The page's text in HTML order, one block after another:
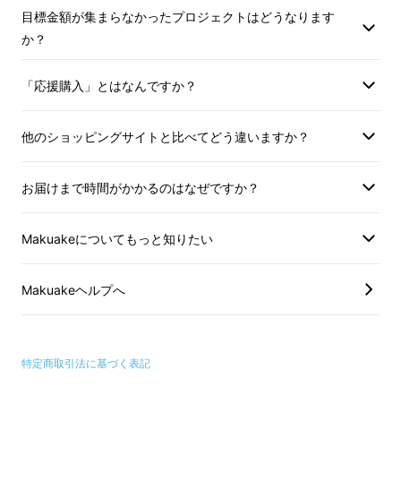
湿気、光は茶葉の変質、劣化の原因になりま
す。
従って、袋を開封した場合１週間～10日位でお
夏場開封後冷蔵庫に出し入れすると結露し、袋
に入れない方が良い場合があります。
なお、茶袋には空気（酸素）を除去後、不活性
目標金額が集まらなかったプロジェクトはどうなります
か？
「応援購入」とはなんですか？
他のショッピングサイトと比べてどう違いますか？
お届けまで時間がかかるのはなぜですか？
Makuakeについてもっと知りたい
Makuakeヘルプへ
特定商取引法に基づく表記